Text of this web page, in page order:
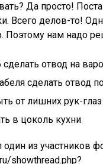
Да просто!
Всего делов-то!
Поэтому нам надо
сделать отвод на
сделать отвод
от лишних рук-глаз
в цоколь кухни
из участников
showthread.php?